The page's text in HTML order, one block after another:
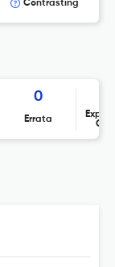
Contrasting
0
Errata